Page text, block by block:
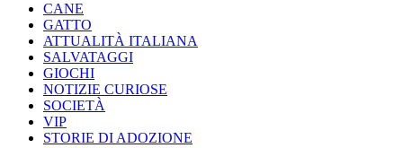
CANE
GATTO
ATTUALITÀ ITALIANA
SALVATAGGI
GIOCHI
NOTIZIE CURIOSE
SOCIETÀ
VIP
STORIE DI ADOZIONE